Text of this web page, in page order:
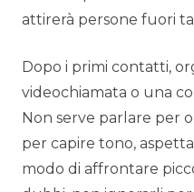
attirerà persone fuori
Dopo i primi contatti,
videochiamata o una
Non serve parlare per
per capire tono,
modo di affrontare